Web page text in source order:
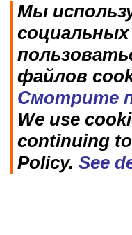
Мы
файлов
Смотрите
We use
continuing
Policy. See